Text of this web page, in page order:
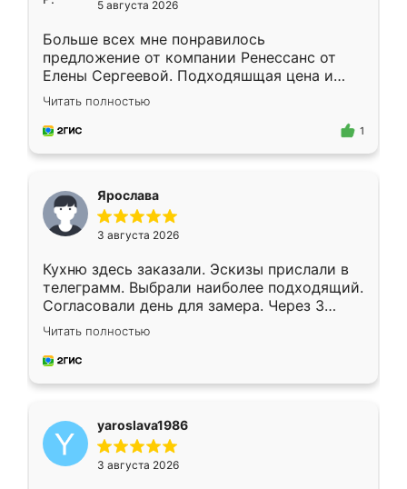
5 августа 2026
Больше всех мне понравилось
предложение от компании Ренессанс от
Елены Сергеевой. Подходяшщая цена и
короткие сроки изготовления. Приехавший
для замера сотрудник Владислав
предложил по моему эскизу самый
Читать полностью
1
Ярослава
3 августа 2026
Кухню здесь заказали. Эскизы прислали в
телеграмм. Выбрали наиболее подходящий.
Согласовали день для замера. Через 3
недели кухня была уже готова. Остались
довольны работой. Спасибо Ренессанс
мебель за качественную работу!
Читать полностью
yaroslava1986
3 августа 2026